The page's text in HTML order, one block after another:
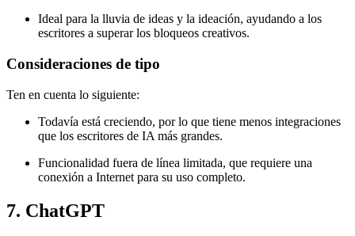
Ideal para la lluvia de ideas y la ideación, ayudando a los
escritores a superar los bloqueos creativos.
Consideraciones de tipo
Ten en cuenta lo siguiente:
Todavía está creciendo, por lo que tiene menos integraciones
que los escritores de IA más grandes.
Funcionalidad fuera de línea limitada, que requiere una
conexión a Internet para su uso completo.
7. ChatGPT